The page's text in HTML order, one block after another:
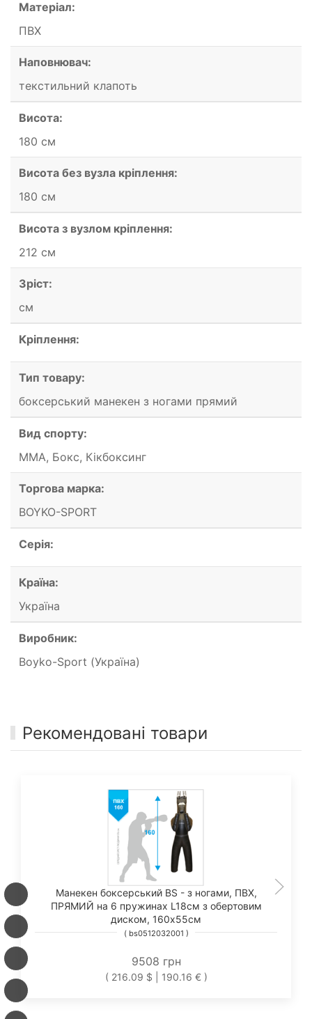
Матеріал:
ПВХ
Наповнювач:
текстильний клапоть
Висота:
180 см
Висота без вузла кріплення:
180 см
Висота з вузлом кріплення:
212 см
Зріст:
см
Кріплення:
Тип товару:
боксерський манекен з ногами прямий
Вид спорту:
ММА, Бокс, Кікбоксинг
Торгова марка:
BOYKO-SPORT
Серія:
Країна:
Україна
Виробник:
Boyko-Sport (Україна)
Рекомендовані товари
Манекен боксерський BS - з ногами, ПВХ,
ПРЯМИЙ на 6 пружинах L18см з обертовим
диском, 160х55см
( bs0512032001 )
9508 грн
( 216.09 $ | 190.16 € )